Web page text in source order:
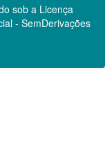
sob a Licença
- SemDerivações